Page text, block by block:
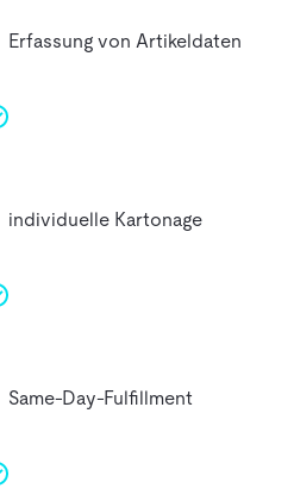
Erfassung von Artikeldaten
individuelle Kartonage
Same-Day-Fulfillment